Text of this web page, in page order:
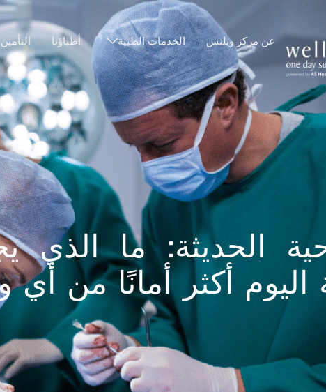
عن مركز ويلنس الخدمات الطبية أطباؤنا التأمين
الحديثة: ما الذي
اليوم أكثر أمانًا من